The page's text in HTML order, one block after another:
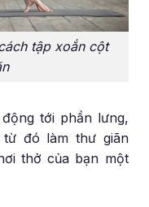
tập xoắn cột
tới phần lưng,
đó làm thư giãn
thở của bạn một